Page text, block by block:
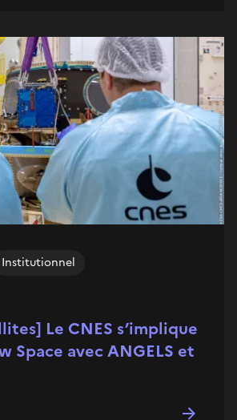
Le CNES s’implique
Space avec ANGELS et
Institutionnel